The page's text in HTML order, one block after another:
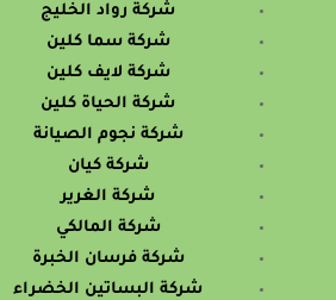
شركة رواد الخليج
شركة سما كلين
شركة لايف كلين
شركة الحياة كلين
شركة نجوم الصيانة
شركة كيان
شركة الغرير
شركة المالكي
شركة فرسان الخبرة
شركة البساتين الخضراء